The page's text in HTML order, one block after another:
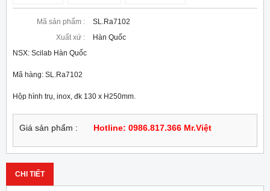
Mã sản phẩm :
SL.Ra7102
Xuất xứ :
Hàn Quốc
NSX: Scilab Hàn Quốc
Mã hàng: SL.Ra7102
Hộp hình trụ, inox, đk 130 x H250mm.
Giá sản phẩm : Hotline: 0986.817.366 Mr.Việt
CHI TIẾT